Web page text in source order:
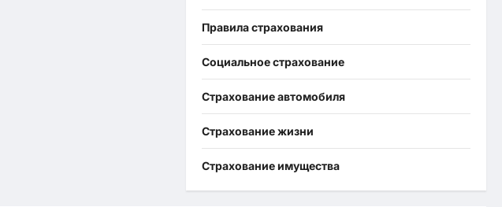
Правила страхования
Социальное страхование
Страхование автомобиля
Страхование жизни
Страхование имущества